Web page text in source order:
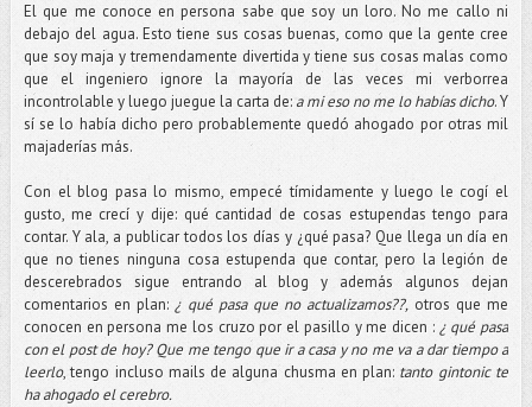
El que me conoce en persona sabe que soy un loro. No me callo ni
debajo del agua. Esto tiene sus cosas buenas, como que la gente cree
que soy maja y tremendamente divertida y tiene sus cosas malas como
que el ingeniero ignore la mayoría de las veces mi verborrea
incontrolable y luego juegue la carta de: a mi eso no me lo habías dicho. Y
sí se lo había dicho pero probablemente quedó ahogado por otras mil
majaderías más.
Con el blog pasa lo mismo, empecé tímidamente y luego le cogí el
gusto, me crecí y dije: qué cantidad de cosas estupendas tengo para
contar. Y ala, a publicar todos los días y ¿qué pasa? Que llega un día en
que no tienes ninguna cosa estupenda que contar, pero la legión de
descerebrados sigue entrando al blog y además algunos dejan
comentarios en plan: ¿ qué pasa que no actualizamos??, otros que me
conocen en persona me los cruzo por el pasillo y me dicen : ¿ qué pasa
con el post de hoy? Que me tengo que ir a casa y no me va a dar tiempo a
leerlo, tengo incluso mails de alguna chusma en plan: tanto gintonic te
ha ahogado el cerebro.